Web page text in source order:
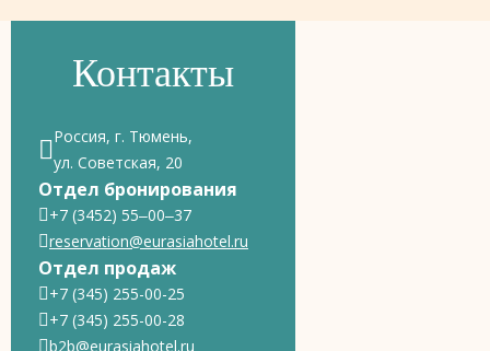
Контакты
Россия, г. Тюмень,
ул. Советская, 20
Отдел бронирования
+7 (3452) 55‒00‒37
reservation@eurasiahotel.ru
Отдел продаж
+7 (345) 255-00-25
+7 (345) 255-00-28
b2b@eurasiahotel.ru